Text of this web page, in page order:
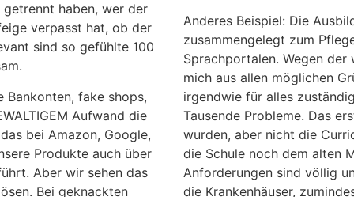
haben, wer der
verpasst hat, ob der
sind so gefühlte 100
Bankonten, fake shops,
Aufwand die
bei Amazon, Google,
Produkte auch über
Aber wir sehen das
Bei geknackten
Anderes Beispiel: Die
zusammengelegt zum
Sprachportalen. Wegen
mich aus allen möglichen
irgendwie für alles
Tausende Probleme. Das
wurden, aber nicht die
die Schule noch dem alten
Anforderungen sind völlig
die Krankenhäuser,